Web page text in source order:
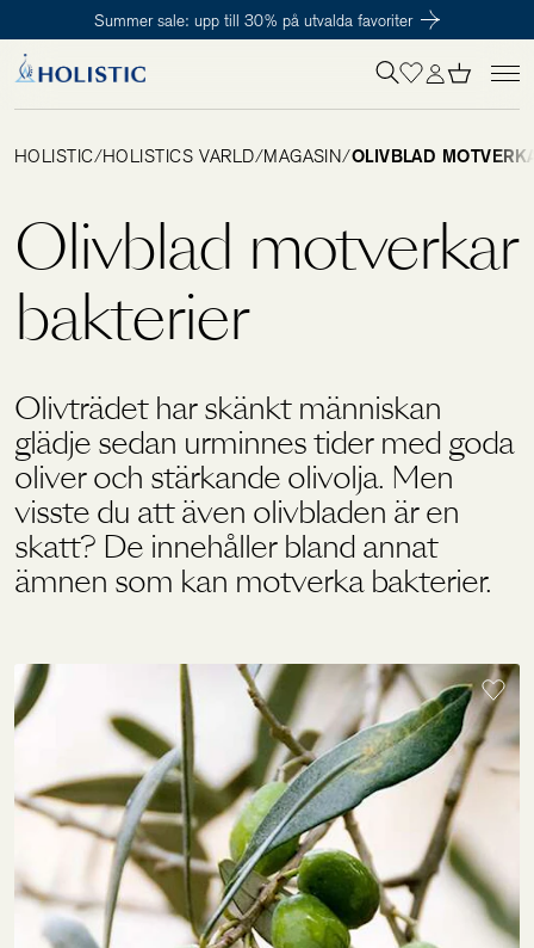
Summer sale: upp till 30% på utvalda favoriter
Digitalt behovstest
Hälsotester
För återförsäljare
Tillagd i varukorgen Till kassan
För att påbörja en prenumeration hos oss så behöver du vara medlem i
Holistic Club. Det är helt kostnadsfritt.
HOLISTIC/HOLISTICS VÄRLD/MAGASIN/OLIVBLAD
Olivblad motverkar
bakterier
Olivträdet har skänkt människan
glädje sedan urminnes tider med goda
oliver och stärkande olivolja. Men
visste du att även olivbladen är en
skatt? De innehåller bland annat
ämnen som kan motverka bakterier.